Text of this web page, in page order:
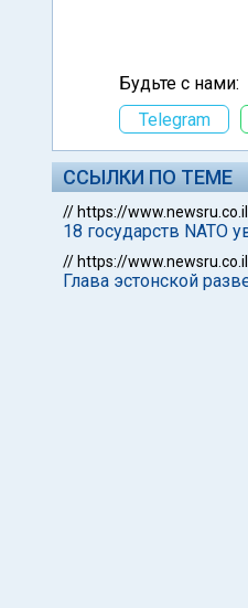
Будьте с нами:
Telegram
ССЫЛКИ ПО ТЕМЕ
// https://
18 государств
// https://
Глава эстонской